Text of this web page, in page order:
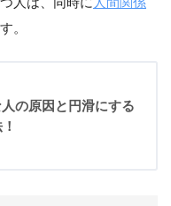
。
の原因と円滑にする